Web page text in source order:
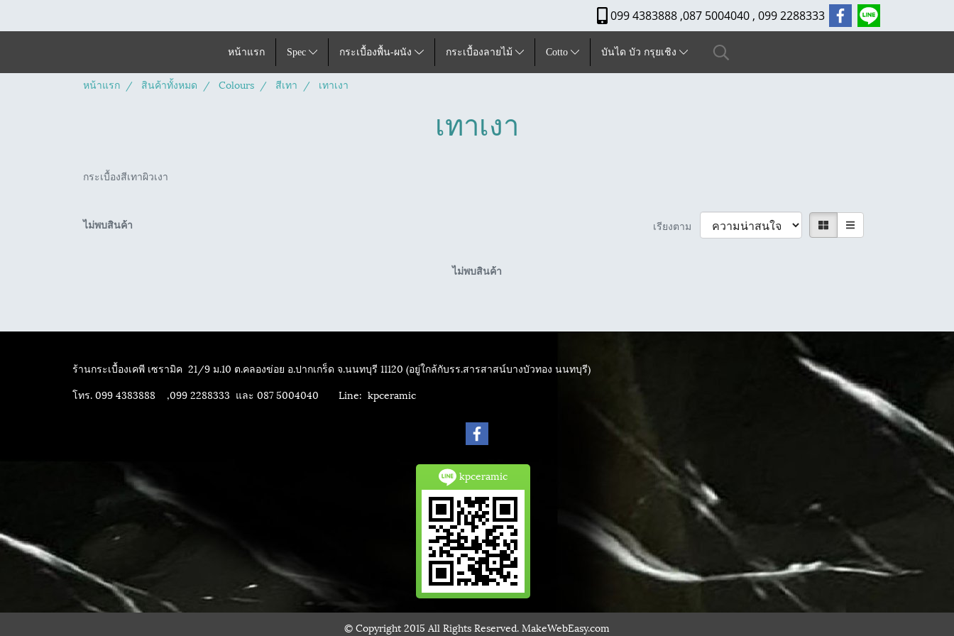
099 4383888 ,087 5004040 , 099 2288333
หน้าแรก Spec กระเบื้องพื้น-ผนัง กระเบื้องลายไม้ Cotto บันได บัว กรุยเชิง
หน้าแรก สินค้าทั้งหมด Colours สีเทา เทาเงา
เทาเงา
กระเบื้องสีเทาผิวเงา
ไม่พบสินค้า เรียงตาม
ไม่พบสินค้า
ร้านกระเบื้องเคพี เซรามิค 21/9 ม.10 ต.คลองข่อย อ.ปากเกร็ด จ.นนทบุรี 11120 (อยู่ใกล้กับรร.สารสาสน์บางบัวทอง นนทบุรี)
โทร. 099 4383888 ,099 2288333 และ 087 5004040 Line: kpceramic
kpceramic
© Copyright 2015 All Rights Reserved. MakeWebEasy.com